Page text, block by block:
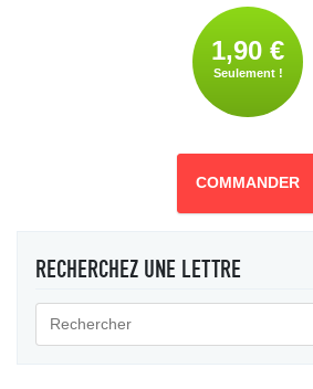
1,90 €
Seulement !
COMMANDER
RECHERCHEZ UNE LETTRE